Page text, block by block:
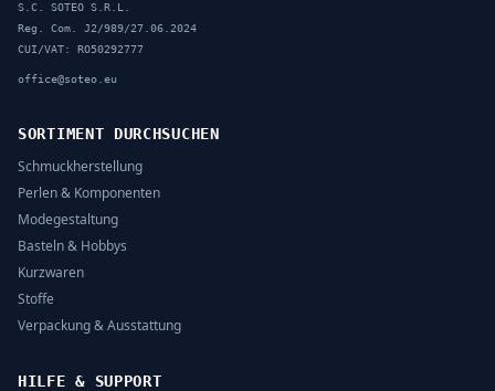
S.C. SOTEO S.R.L.
Reg. Com. J2/989/27.06.2024
CUI/VAT: RO50292777
office@soteo.eu
SORTIMENT DURCHSUCHEN
Schmuckherstellung
Perlen & Komponenten
Modegestaltung
Basteln & Hobbys
Kurzwaren
Stoffe
Verpackung & Ausstattung
HILFE & SUPPORT